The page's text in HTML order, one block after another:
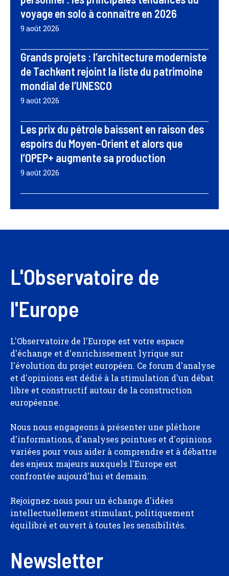
voyage en solo à connaître en 2026
9 août 2026
Grands projets : l’architecture moderniste
de Tachkent rejoint la liste du patrimoine
mondial de l’UNESCO
9 août 2026
Les prix du pétrole baissent en raison des
espoirs du Moyen-Orient et alors que
l’OPEP+ augmente sa production
9 août 2026
L'Observatoire de
l'Europe
L'Observatoire de l'Europe est votre espace
d'échange et d'enrichissement lyrique sur
l'évolution du projet européen. Ce forum d'analyse
et d'opinions est dédié à la stimulation d'un débat
libre et constructif autour de la construction
européenne.
Nous nous engageons à présenter une pléthore
d'informations, d'analyses pointues et d'opinions
variées pour vous aider à comprendre et à débattre
des enjeux majeurs auxquels l'Europe est
confrontée aujourd'hui et demain.
Rejoignez-nous pour un échange d'idées
intellectuellement stimulant, politiquement
équilibré et ouvert à toutes les sensibilités.
Newsletter